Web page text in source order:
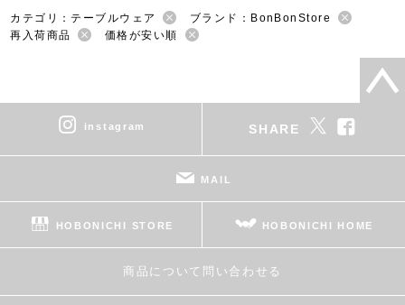
カテゴリ：テーブルウェア
ブランド：BonBonStore
再入荷商品
価格が安い順
instagram SHARE
MAIL
HOBONICHI STORE HOBONICHI HOME
商品について問い合わせる